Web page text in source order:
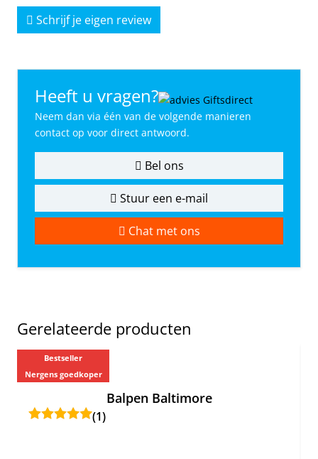
Schrijf je eigen review
Heeft u vragen?
Neem dan via één van de volgende manieren
contact op voor direct antwoord.
Bel ons
Stuur een e-mail
Chat met ons
Gerelateerde producten
Bestseller
Nergens goedkoper
Balpen Baltimore
(1)